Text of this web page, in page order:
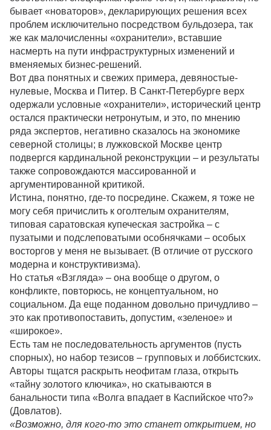
бывает «новаторов», декларирующих решения всех
проблем исключительно посредством бульдозера, так
же как малочисленны «охранители», вставшие
насмерть на пути инфраструктурных изменений и
вменяемых бизнес-решений.
Вот два понятных и свежих примера, девяностые-
нулевые, Москва и Питер. В Санкт-Петербурге верх
одержали условные «охранители», исторический центр
остался практически нетронутым, и это, по мнению
ряда экспертов, негативно сказалось на экономике
северной столицы; в лужковской Москве центр
подвергся кардинальной реконструкции – и результаты
также сопровождаются массированной и
аргументированной критикой.
Истина, понятно, где-то посредине. Скажем, я тоже не
могу себя причислить к оголтелым охранителям,
типовая саратовская купеческая застройка – с
пузатыми и подслеповатыми особнячками – особых
восторгов у меня не вызывает. (В отличие от русского
модерна и конструктивизма).
Но статья «Взгляда» – она вообще о другом, о
конфликте, повторюсь, не концептуальном, но
социальном. Да еще поданном довольно причудливо –
это как противопоставить, допустим, «зеленое» и
«широкое».
Есть там не последовательность аргументов (пусть
спорных), но набор тезисов – групповых и лоббистских.
Авторы тщатся раскрыть неофитам глаза, открыть
«тайну золотого ключика», но скатываются в
банальности типа «Волга впадает в Каспийское что?»
(Довлатов).
«Возможно, для кого-то это станет открытием, но